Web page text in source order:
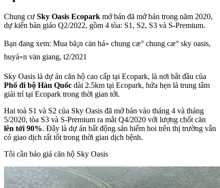
Chung cư Sky Oasis Ecopark mở bán đã mở bán trong năm 2020,
dự kiến bàn giáo Q2/2022, gồm 4 tòa: S1, S2, S3 và S-Premium.
Bạn đang xem: Mua bã¡n cän há» chung cæ° chung cæ° sky oasis,
huyá»n vän giang, t2/2021
Sky Oasis là dự án căn hộ cao cấp tại Ecopark, là nơi bắt đầu của
Phố đi bộ Hàn Quốc dài 2.5km tại Ecopark, hứa hẹn là trung tâm
giải trí tại Ecopark trong thời gian tới.
Hai toà S1 và S2 của Sky Oasis đã mở bán vào tháng 4 và tháng
5/2020, tòa S3 và S-Premium ra mắt Q4/2020 với lượng chốt căn
lên tới 90%. Đây là dự án bất động sản hiếm hoi trên thị trường vẫn
có giao dịch rất tốt trong thời gian dịch bệnh.
Tôi cần báo giá căn hộ Sky Oasis